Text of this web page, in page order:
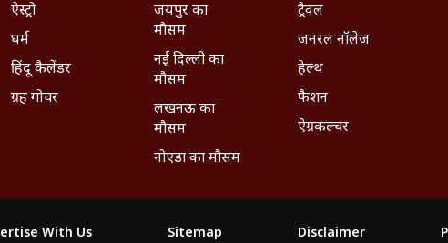
ऐस्ट्रो
धर्म
हिंदू कैलेंडर
ग्रह गोचर
जयपुर का
मौसम
नई दिल्ली का
मौसम
लखनऊ का
मौसम
नोएडा का मौसम
ट्रैवल
जनरल नॉलेज
हेल्थ
फैशन
ऐग्रकल्चर
With Us Sitemap Disclaimer